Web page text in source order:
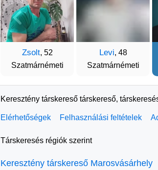
Zsolt, 52
Szatmárnémeti
Levi, 48
Szatmárnémeti
Keresztény társkereső társkereső,
Elérhetőségek Felhasználási feltételek
Társkeresés régiók szerint
Keresztény társkereső Marosvásárhely